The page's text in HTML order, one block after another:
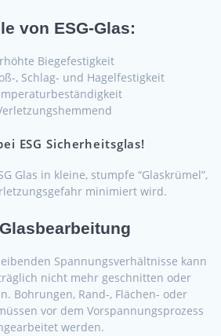
von ESG-Glas:
Biegefestigkeit
, Schlag- und Hagelfestigkeit
ESG Sicherheitsglas!
Glas in kleine, stumpfe “Glaskrümel”,
minimiert wird.
Spannungsverhältnisse kann
nicht mehr geschnitten oder
Bohrungen, Rand-, Flächen- oder
vor dem Vorspannungsprozess
werden.